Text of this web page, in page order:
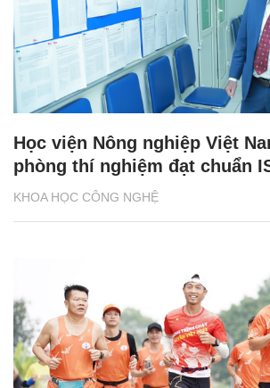
KHOA HỌC CÔNG NGHỆ
Học viện Nông nghiệp Việt
phòng thí nghiệm đạt chuẩn